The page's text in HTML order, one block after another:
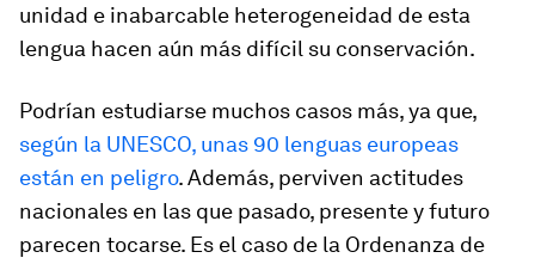
unidad e inabarcable heterogeneidad de esta
lengua hacen aún más difícil su conservación.
Podrían estudiarse muchos casos más, ya que,
según la UNESCO, unas 90 lenguas europeas
están en peligro. Además, perviven actitudes
nacionales en las que pasado, presente y futuro
parecen tocarse. Es el caso de la Ordenanza de